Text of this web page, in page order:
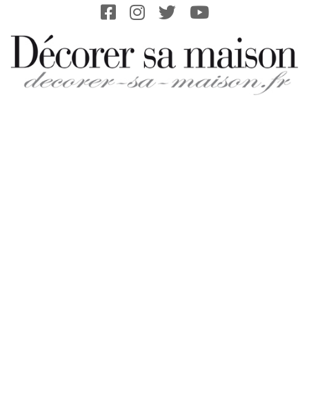
content